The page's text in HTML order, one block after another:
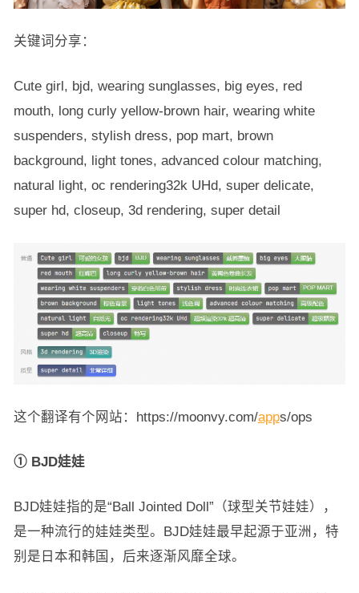
关键词分享：
Cute girl, bjd, wearing sunglasses, big eyes, red
mouth, long curly yellow-brown hair, wearing white
suspenders, stylish dress, pop mart, brown
background, light tones, advanced colour matching,
natural light, oc rendering32k UHd, super delicate,
super hd, closeup, 3d rendering, super detail
这个翻译有个网站：https://moonvy.com/apps/ops
① BJD娃娃
BJD娃娃指的是“Ball Jointed Doll”（球型关节娃娃），
是一种流行的娃娃类型。BJD娃娃最早起源于亚洲，特
别是日本和韩国，后来逐渐风靡全球。